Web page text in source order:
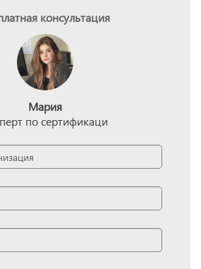
консультация
Мария
по сертификаци